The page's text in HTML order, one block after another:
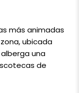
más animadas
ubicada
una
de